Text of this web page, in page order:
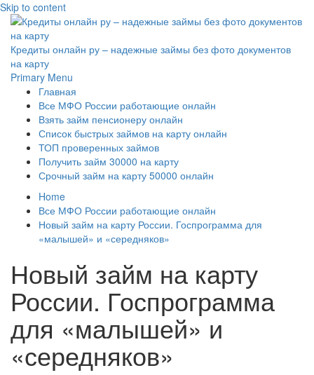
Skip to content
Кредиты онлайн ру – надежные займы без фото документов
на карту
Primary Menu
Главная
Все МФО России работающие онлайн
Взять займ пенсионеру онлайн
Список быстрых займов на карту онлайн
ТОП проверенных займов
Получить займ 30000 на карту
Срочный займ на карту 50000 онлайн
Home
Все МФО России работающие онлайн
Новый займ на карту России. Госпрограмма для
«малышей» и «середняков»
Новый займ на карту
России. Госпрограмма
для «малышей» и
«середняков»